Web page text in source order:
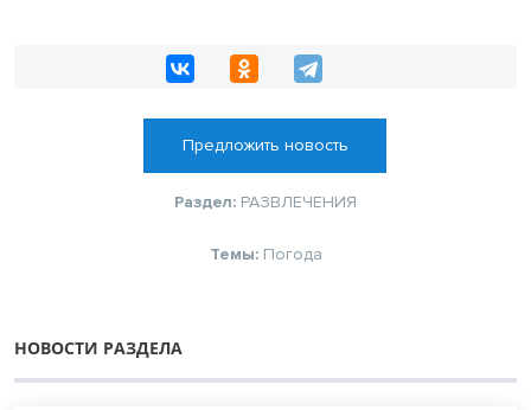
Предложить новость
Раздел: РАЗВЛЕЧЕНИЯ
Темы: Погода
НОВОСТИ РАЗДЕЛА